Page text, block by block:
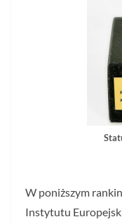
W poniższym
Instytutu